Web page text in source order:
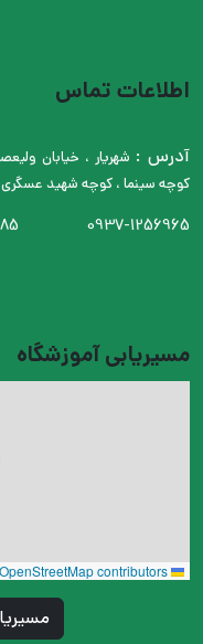
اطلاعات تماس
آدرس : شهریار ، خیابان
کوچه سینما ، کوچه شهید عسگری ،
0937-1256965
مسیریابی آموزشگاه
contributors